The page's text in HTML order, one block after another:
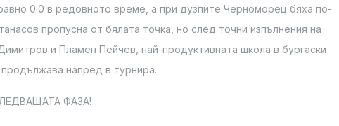
0:0 в редовното време, а при дузпите Черноморец бяха по-
пропусна от бялата точка, но след точни изпълнения на
и Пламен Пейчев, най-продуктивната школа в бургаски
напред в турнира.
ФАЗА!